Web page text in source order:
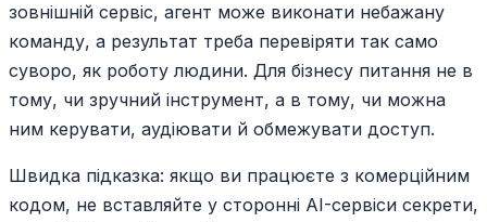
зовнішній сервіс, агент може виконати небажану
команду, а результат треба перевіряти так само
суворо, як роботу людини. Для бізнесу питання не в
тому, чи зручний інструмент, а в тому, чи можна
ним керувати, аудіювати й обмежувати доступ.
Швидка підказка: якщо ви працюєте з комерційним
кодом, не вставляйте у сторонні AI-сервіси секрети,